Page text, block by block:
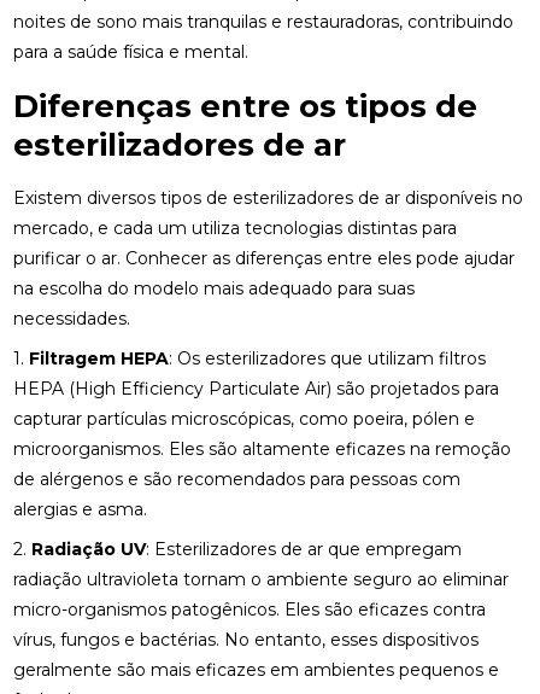
noites de sono mais tranquilas e restauradoras, contribuindo
para a saúde física e mental.
Diferenças entre os tipos de
esterilizadores de ar
Existem diversos tipos de esterilizadores de ar disponíveis no
mercado, e cada um utiliza tecnologias distintas para
purificar o ar. Conhecer as diferenças entre eles pode ajudar
na escolha do modelo mais adequado para suas
necessidades.
1. Filtragem HEPA: Os esterilizadores que utilizam filtros
HEPA (High Efficiency Particulate Air) são projetados para
capturar partículas microscópicas, como poeira, pólen e
microorganismos. Eles são altamente eficazes na remoção
de alérgenos e são recomendados para pessoas com
alergias e asma.
2. Radiação UV: Esterilizadores de ar que empregam
radiação ultravioleta tornam o ambiente seguro ao eliminar
micro-organismos patogênicos. Eles são eficazes contra
vírus, fungos e bactérias. No entanto, esses dispositivos
geralmente são mais eficazes em ambientes pequenos e